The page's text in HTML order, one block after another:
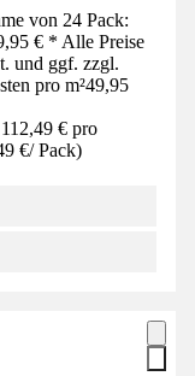
von 24 Pack:
€ * Alle Preise
und ggf. zzgl.
pro m²49,95
€ pro
€/ Pack)